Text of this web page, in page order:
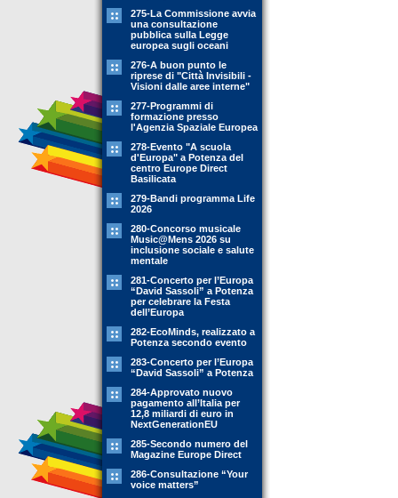
275-La Commissione avvia
una consultazione
pubblica sulla Legge
europea sugli oceani
276-A buon punto le
riprese di "Città Invisibili -
Visioni dalle aree interne"
277-Programmi di
formazione presso
l'Agenzia Spaziale Europea
278-Evento "A scuola
d'Europa" a Potenza del
centro Europe Direct
Basilicata
279-Bandi programma Life
2026
280-Concorso musicale
Music@Mens 2026 su
inclusione sociale e salute
mentale
281-Concerto per l’Europa
“David Sassoli” a Potenza
per celebrare la Festa
dell’Europa
282-EcoMinds, realizzato a
Potenza secondo evento
283-Concerto per l’Europa
“David Sassoli” a Potenza
284-Approvato nuovo
pagamento all’Italia per
12,8 miliardi di euro in
NextGenerationEU
285-Secondo numero del
Magazine Europe Direct
286-Consultazione “Your
voice matters”